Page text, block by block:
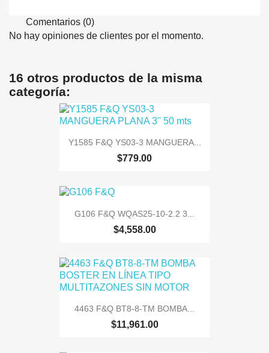
Comentarios (0)
No hay opiniones de clientes por el momento.
16 otros productos de la misma
categoría:
Y1585 F&Q YS03-3 MANGUERA...
$779.00
G106 F&Q WQAS25-10-2.2 3...
$4,558.00
4463 F&Q BT8-8-TM BOMBA...
$11,961.00